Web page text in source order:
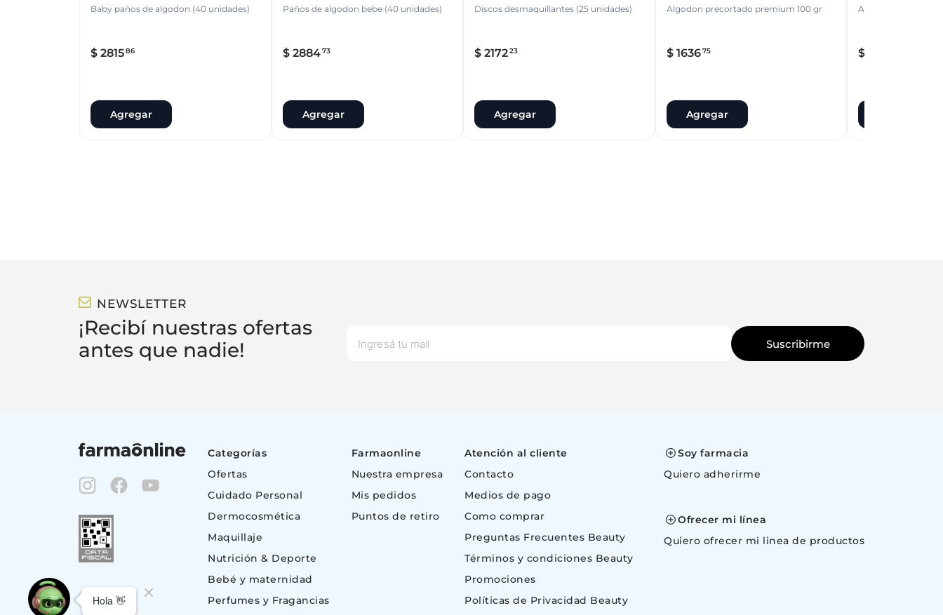
Baby paños de algodon (40 unidades)
$ 281586
Agregar
Paños de algodon bebe (40 unidades)
$ 288473
Agregar
Discos desmaquillantes (25 unidades)
$ 217223
Agregar
Algodon precortado premium 100 gr
$ 163675
Agregar
Algodon clasico 75g
$
NEWSLETTER
¡Recibí nuestras ofertas
antes que nadie!
Suscribirme
Categorías
Ofertas
Cuidado Personal
Dermocosmética
Maquillaje
Nutrición & Deporte
Bebé y maternidad
Perfumes y Fragancias
Farmaonline
Nuestra empresa
Mis pedidos
Puntos de retiro
Atención al cliente
Contacto
Medios de pago
Como comprar
Preguntas Frecuentes Beauty
Términos y condiciones Beauty
Promociones
Políticas de Privacidad Beauty
Soy farmacia
Quiero adherirme
Ofrecer mi línea
Quiero ofrecer mi linea de productos